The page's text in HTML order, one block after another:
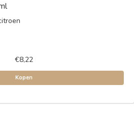
€8,22
Kopen